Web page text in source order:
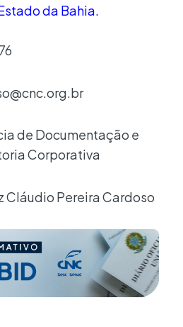
da Bahia.
de Documentação e
Corporativa
Cláudio Pereira Cardoso